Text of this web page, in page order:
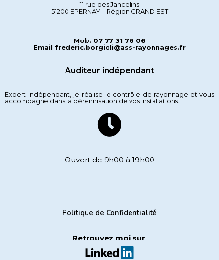
11 rue des Jancelins
51200 EPERNAY – Région GRAND EST
Mob. 07 77 31 76 06
Email frederic.borgioli@ass-rayonnages.fr
Auditeur indépendant
Expert indépendant, je réalise le contrôle de rayonnage et vous
accompagne dans la pérennisation de vos installations.
Ouvert de 9h00 à 19h00
Politique de Confidentialité
Retrouvez moi sur